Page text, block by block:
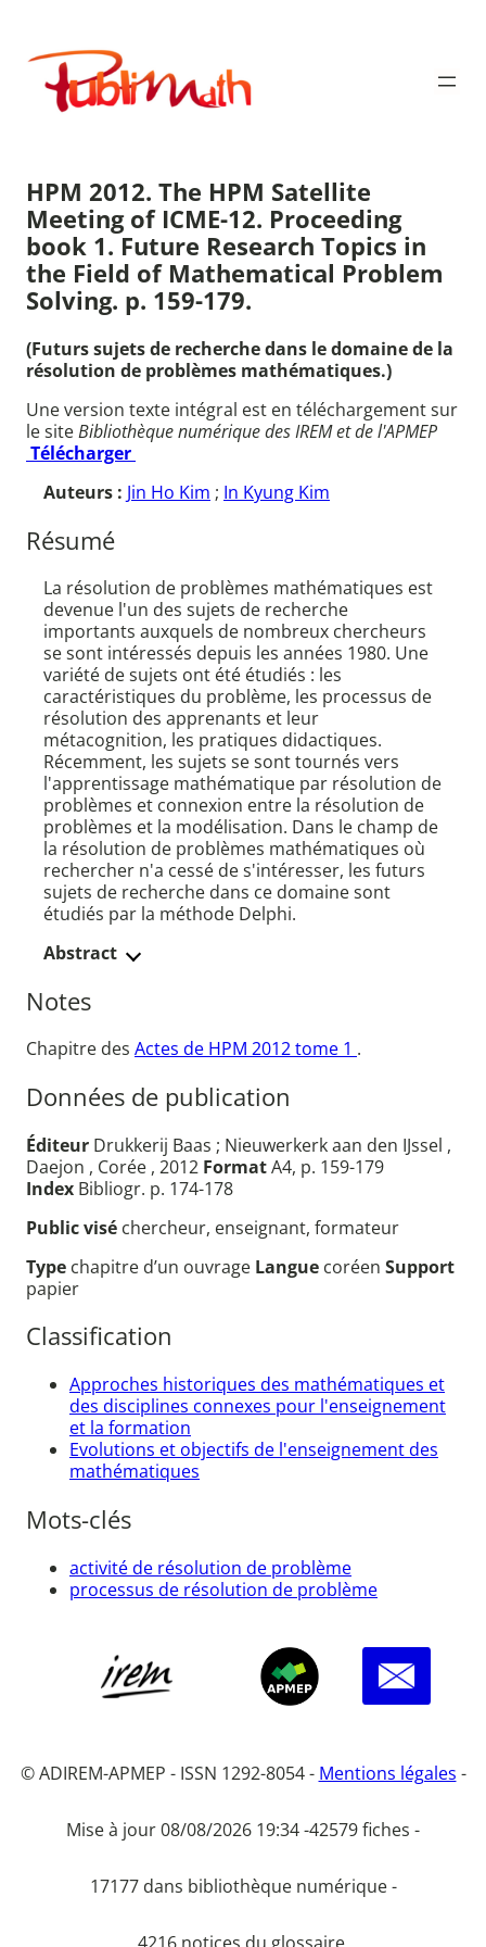
contenu
Publimath
HPM 2012. The HPM Satellite
Meeting of ICME-12. Proceeding
book 1. Future Research Topics in
the Field of Mathematical Problem
Solving. p. 159-179.
(Futurs sujets de recherche dans le domaine de la
résolution de problèmes mathématiques.)
Une version texte intégral est en téléchargement sur
le siteBibliothèque numérique des IREM et de l'APMEP
Télécharger
Auteurs : Jin Ho Kim ; In Kyung Kim
Résumé
La résolution de problèmes mathématiques est
devenue l'un des sujets de recherche
importants auxquels de nombreux chercheurs
se sont intéressés depuis les années 1980. Une
variété de sujets ont été étudiés : les
caractéristiques du problème, les processus de
résolution des apprenants et leur
métacognition, les pratiques didactiques.
Récemment, les sujets se sont tournés vers
l'apprentissage mathématique par résolution de
problèmes et connexion entre la résolution de
problèmes et la modélisation. Dans le champ de
la résolution de problèmes mathématiques où
rechercher n'a cessé de s'intéresser, les futurs
sujets de recherche dans ce domaine sont
étudiés par la méthode Delphi.
Abstract
Notes
Chapitre des Actes de HPM 2012 tome 1 .
Données de publication
Éditeur Drukkerij Baas ; Nieuwerkerk aan den IJssel ,
Daejon , Corée , 2012 FormatA4, p. 159-179
Index Bibliogr. p. 174-178
Public visé chercheur, enseignant, formateur
Type chapitre d’un ouvrage Langue coréen Support
papier
Classification
Approches historiques des mathématiques et
des disciplines connexes pour l'enseignement
et la formation
Evolutions et objectifs de l'enseignement des
mathématiques
Mots-clés
activité de résolution de problème
processus de résolution de problème
© ADIREM-APMEP - ISSN 1292-8054 - Mentions légales -
Mise à jour 08/08/2026 19:34 -42579 fiches -
17177 dans bibliothèque numérique -